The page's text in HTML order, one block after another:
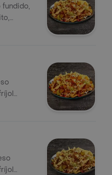
fundido,
y